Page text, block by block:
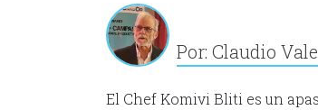
Por: Claudio
El Chef Komivi Bliti es un